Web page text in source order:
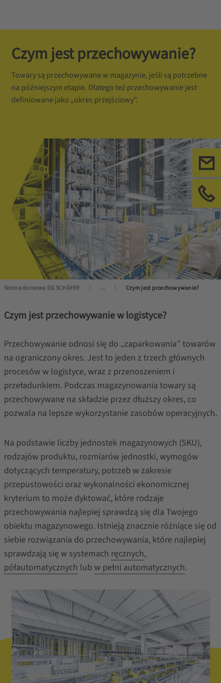
Czym jest przechowywanie?
Towary są przechowywane w magazynie, jeśli są potrzebne
na późniejszym etapie. Dlatego też przechowywanie jest
definiowane jako „okres przejściowy”.
Strona domowa SSI SCHÄFER ... Czym jest przechowywanie?
Czym jest przechowywanie w logistyce?
Przechowywanie odnosi się do „zaparkowania” towarów
na ograniczony okres. Jest to jeden z trzech głównych
procesów w logistyce, wraz z przenoszeniem i
przeładunkiem. Podczas magazynowania towary są
przechowywane na składzie przez dłuższy okres, co
pozwala na lepsze wykorzystanie zasobów operacyjnych.
Na podstawie liczby jednostek magazynowych (SKU),
rodzajów produktu, rozmiarów jednostki, wymogów
dotyczących temperatury, potrzeb w zakresie
przepustowości oraz wykonalności ekonomicznej
kryterium to może dyktować, które rodzaje
przechowywania najlepiej sprawdzą się dla Twojego
obiektu magazynowego. Istnieją znacznie różniące się od
siebie rozwiązania do przechowywania, które najlepiej
sprawdzają się w systemach ręcznych,
półautomatycznych lub w pełni automatycznych.